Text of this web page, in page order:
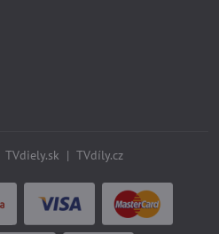
TVdiely.sk | TVdíly.cz